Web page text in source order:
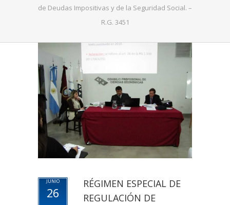
de Deudas Impositivas y de la Seguridad Social. –
R.G. 3451
JUNIO
26
RÉGIMEN ESPECIAL DE
REGULACIÓN DE